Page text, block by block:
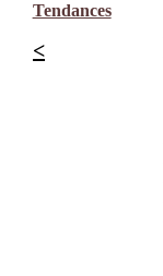
Tendances